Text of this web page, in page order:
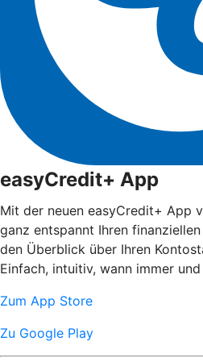
easyCredit+ App
Mit der neuen easyCredit+ App
ganz entspannt Ihren
den Überblick über Ihren
Einfach, intuitiv, wann immer
Zum App Store
Zu Google Play